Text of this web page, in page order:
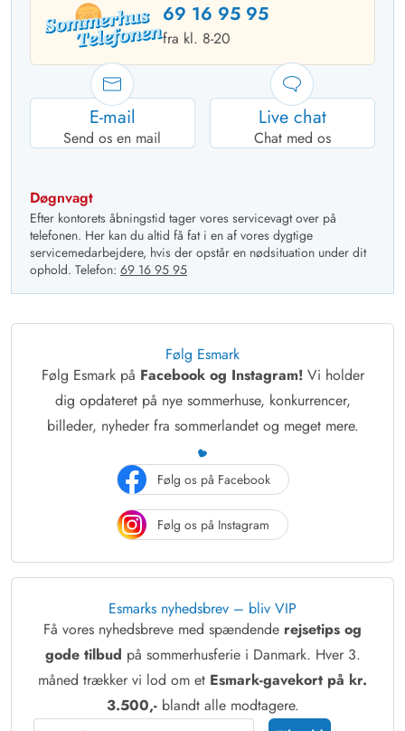
69 16 95 95
fra kl. 8-20
E-mail
Send os en mail
Live chat
Chat med os
Døgnvagt
Efter kontorets åbningstid tager vores servicevagt over på
telefonen. Her kan du altid få fat i en af vores dygtige
servicemedarbejdere, hvis der opstår en nødsituation under dit
ophold. Telefon: 69 16 95 95
Følg Esmark
Følg Esmark på Facebook og Instagram!Vi holder
dig opdateret på nye sommerhuse, konkurrencer,
billeder, nyheder fra sommerlandet og meget mere.
Følg os på Facebook
Følg os på Instagram
Esmarks nyhedsbrev – bliv VIP
Få vores nyhedsbreve med spændende rejsetips og
gode tilbud på sommerhusferie i Danmark. Hver 3.
måned trækker vi lod om et Esmark-gavekort på kr.
3.500,-blandt alle modtagere.